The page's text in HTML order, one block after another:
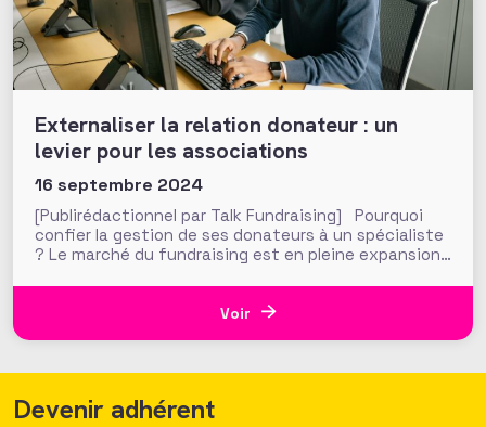
Externaliser la relation donateur : un
levier pour les associations
16 septembre 2024
[Publirédactionnel par Talk Fundraising] Pourquoi
confier la gestion de ses donateurs à un spécialiste
? Le marché du fundraising est en pleine expansion
sont de plus en plus investis par les donateurs et
que les relations se transforment, les associations,
Voir
Devenir adhérent